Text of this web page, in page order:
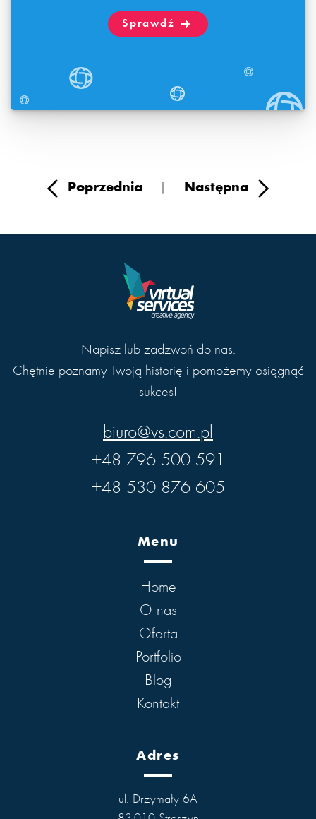
Sprawdź
Poprzednia Następna
Napisz lub zadzwoń do nas.
Chętnie poznamy Twoją historię i pomożemy osiągnąć
sukces!
biuro@vs.com.pl
+48 796 500 591
+48 530 876 605
Menu
Home
O nas
Oferta
Portfolio
Blog
Kontakt
Adres
ul. Drzymały 6A